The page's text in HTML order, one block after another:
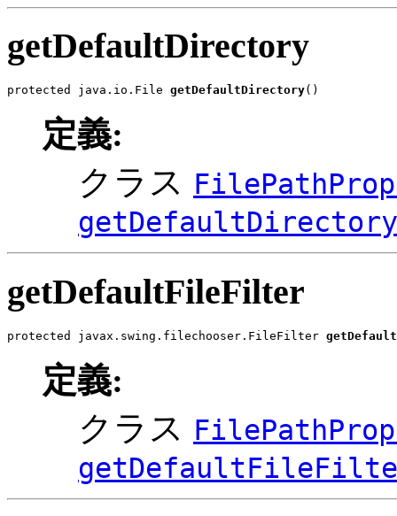
getDefaultDirectory
protected java.io.File getDefaultDirectory()
定義:
クラス
getDefaultDirectory
getDefaultFileFilter
protected javax.swing.filechooser.FileFilter
定義:
クラス